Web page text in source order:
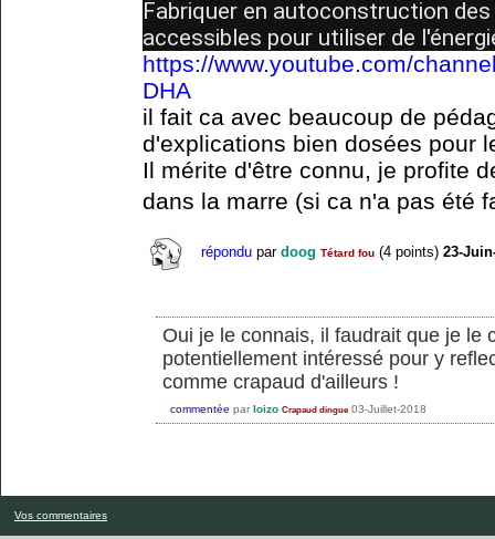
Fabriquer en autoconstruction
accessibles pour utiliser de
https://www.youtube.com/
DHA
il fait ca avec beaucoup de
d'explications bien dosées pour
Il mérite d'être connu, je profite
dans la marre (si ca n'a pas été
répondu par doog Tétard fou (4 points) 23-
Oui je le connais, il faudrait que je le
potentiellement intéressé pour y
comme crapaud d'ailleurs !
commentée par loizo Crapaud dingue 03-Juillet-2018
Vos commentaires